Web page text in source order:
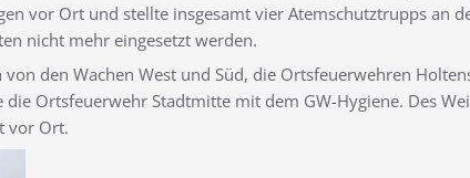
vor Ort und stellte insgesamt vier Atemschutztrupps an
nicht mehr eingesetzt werden.
den Wachen West und Süd, die Ortsfeuerwehren
die Ortsfeuerwehr Stadtmitte mit dem GW-Hygiene. Des
vor Ort.